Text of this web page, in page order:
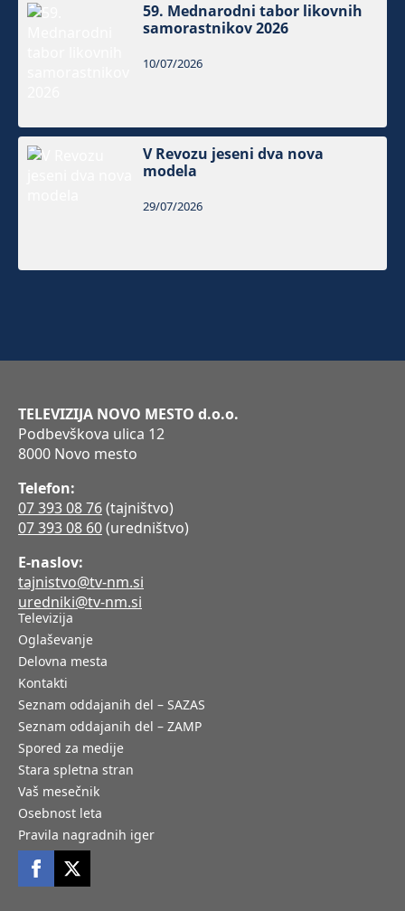
59. Mednarodni tabor likovnih
samorastnikov 2026
10/07/2026
V Revozu jeseni dva nova
modela
29/07/2026
TELEVIZIJA NOVO MESTO d.o.o.
Podbevškova ulica 12
8000 Novo mesto
Telefon:
07 393 08 76(tajništvo)
07 393 08 60(uredništvo)
E-naslov:
tajnistvo@tv-nm.si
uredniki@tv-nm.si
Televizija
Oglaševanje
Delovna mesta
Kontakti
Seznam oddajanih del – SAZAS
Seznam oddajanih del – ZAMP
Spored za medije
Stara spletna stran
Vaš mesečnik
Osebnost leta
Pravila nagradnih iger